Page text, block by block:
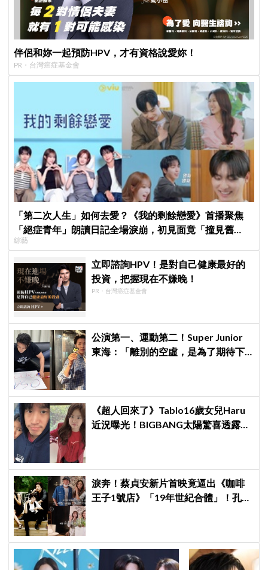
伴侶和妳一起預防HPV，才有資格說愛妳！
PR・台灣癌症基金會
「第二次人生」如何去愛？《我的剩餘戀愛》首播聚焦
「絕症青年」朗讀日記全場淚崩，初見面竟「撞見舊
識」！
綜藝
立即諮詢HPV！是對自己健康最好的
投資，把握現在不嫌晚！
PR・台灣癌症基金會
公演第一、運動第二！Super Junior
東海：「離別的空虛，是為了期待下
《超人回來了》Tablo16歲女兒Haru
近況曝光！BIGBANG太陽驚喜透露：
淚奔！蔡貞安新片首映竟逼出《咖啡
王子1號店》「19年世紀合體」！孔